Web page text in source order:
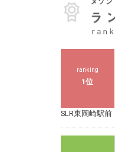
ranking
1位
SLR東岡崎駅前